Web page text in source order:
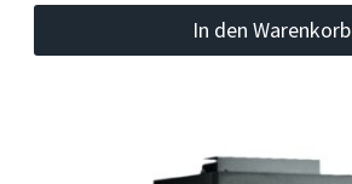
CHF 5'028.00
ist:
CHF 4'275.00.
In den Warenkorb